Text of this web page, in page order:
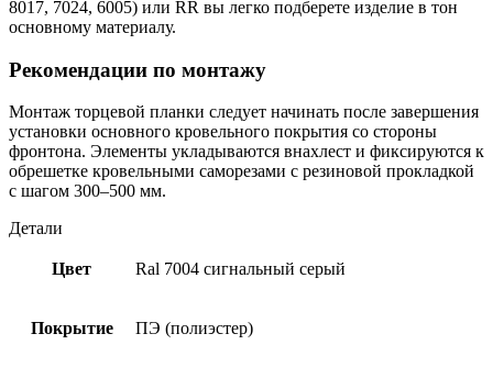
8017, 7024, 6005) или RR вы легко подберете изделие в тон
основному материалу.
Рекомендации по монтажу
Монтаж торцевой планки следует начинать после завершения
установки основного кровельного покрытия со стороны
фронтона. Элементы укладываются внахлест и фиксируются к
обрешетке кровельными саморезами с резиновой прокладкой
с шагом 300–500 мм.
Детали
Цвет Ral 7004 сигнальный серый
Покрытие ПЭ (полиэстер)